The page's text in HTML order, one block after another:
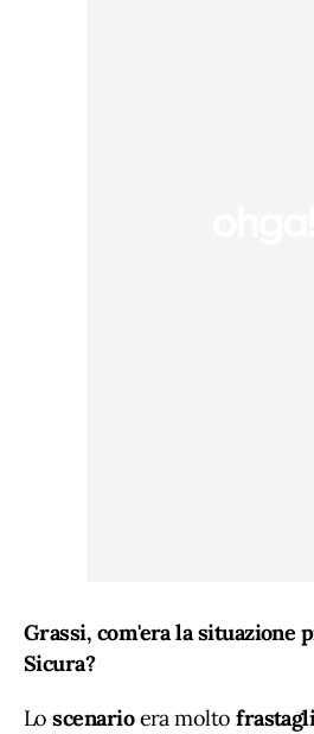
Grassi, com'era la situazione
Sicura?
Loscenarioera molto